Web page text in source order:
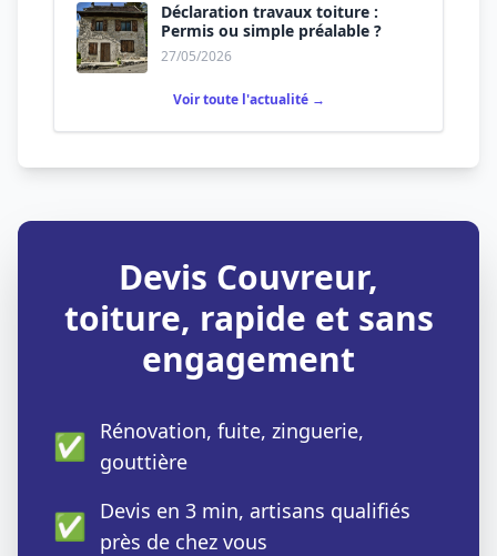
Déclaration travaux toiture :
Permis ou simple préalable ?
27/05/2026
Voir toute l'actualité →
Devis Couvreur,
toiture, rapide et sans
engagement
✅ Rénovation, fuite, zinguerie,
gouttière
✅ Devis en 3 min, artisans qualifiés
près de chez vous